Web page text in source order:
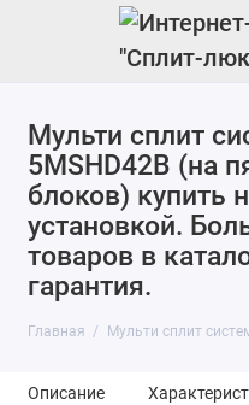
Мульти сплит
5MSHD42B (на
блоков) купить
установкой.
товаров в
гарантия.
Главная Мульти сплит
Описание